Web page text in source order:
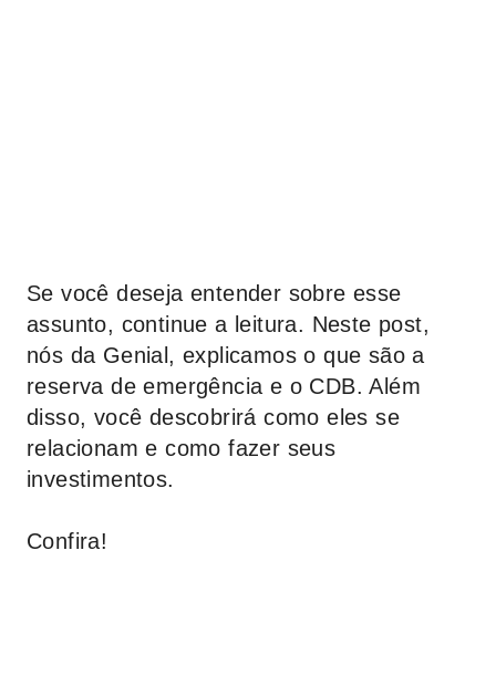
Se você deseja entender sobre esse
assunto, continue a leitura. Neste post,
nós da Genial,explicamos o que são a
reserva de emergência e o CDB. Além
disso, você descobrirá como eles se
relacionam e como fazer seus
investimentos.
Confira!